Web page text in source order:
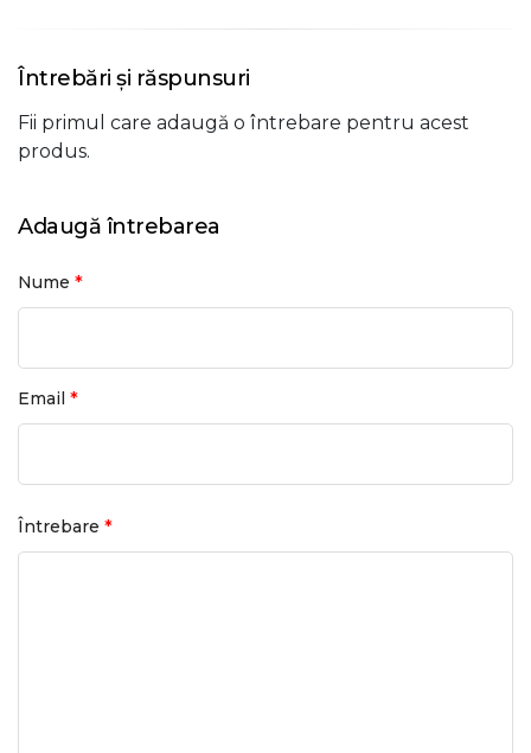
Întrebări și răspunsuri
Fii primul care adaugă o întrebare pentru acest
produs.
Adaugă întrebarea
Nume *
Email *
Întrebare *